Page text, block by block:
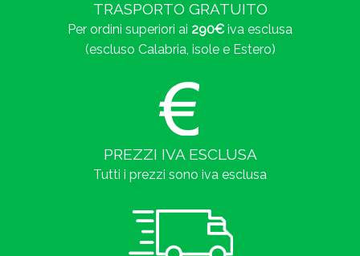
TRASPORTO GRATUITO
Per ordini superiori ai 290€iva esclusa
(escluso Calabria, isole e Estero)
PREZZI IVA ESCLUSA
Tutti i prezzi sono iva esclusa